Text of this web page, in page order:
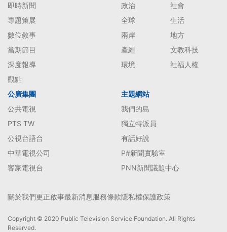
即時新聞
專題策展
數位敘事
當期節目
深度報導
觀點
政治
社會
全球
生活
兩岸
地方
產經
文教科技
環境
社福人權
公廣集團
公共電視
PTS TW
公視台語台
中華電視公司
客家電視台
主題網站
我們的島
獨立特派員
有話好說
P#新聞實驗室
PNN新聞議題中心
關於我們更正啟事最新消息服務條款隱私權保護政策
Copyright © 2020 Public Television Service Foundation. All Rights
Reserved.